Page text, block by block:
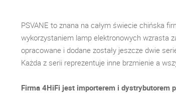
PSVANE to znana na całym świecie chińska
wykorzystaniem lamp elektronowych wzrasta
opracowane i dodane zostały jeszcze dwie
Każda z serii reprezentuje inne brzmienie a
Firma 4HiFi jest importerem i dystrybutorem